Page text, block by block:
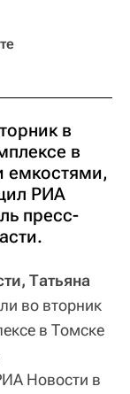
в
в
емкостями,
РИА
пресс-
Татьяна
во вторник
в Томске
Новости в